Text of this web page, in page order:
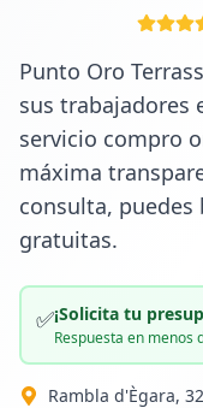
Punto Oro
sus trabajadores
servicio compro
máxima
consulta, puedes
gratuitas.
✅¡Solicita tu
Respuesta en menos
Rambla d'Ègara,